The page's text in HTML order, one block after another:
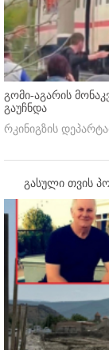
გომი-აგარის
გაუჩნდა
რკინიგზის
გასული თვის